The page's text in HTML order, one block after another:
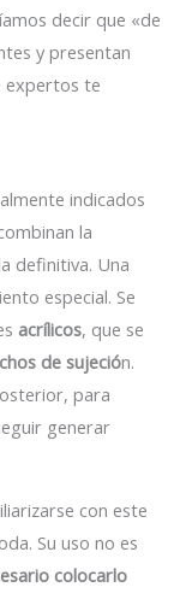
decir que «de
y presentan
expertos te
indicados
la
definitiva. Una
especial. Se
acrílicos, que se
de sujeción.
para
generar
con este
Su uso no es
colocarlo